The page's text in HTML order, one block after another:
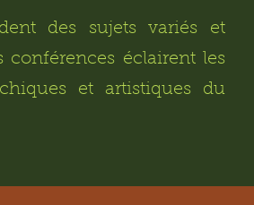
des sujets variés et
conférences éclairent les
et artistiques du